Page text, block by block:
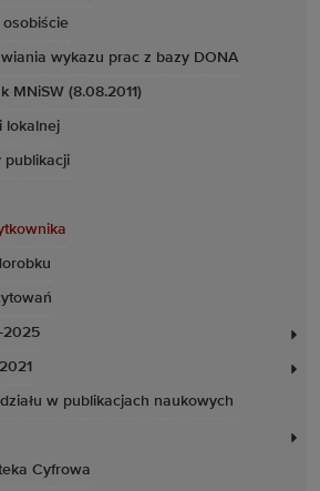
osobiście
wykazu prac z bazy DONA
MNiSW (8.08.2011)
lokalnej
publikacji
2025
w publikacjach naukowych
Cyfrowa